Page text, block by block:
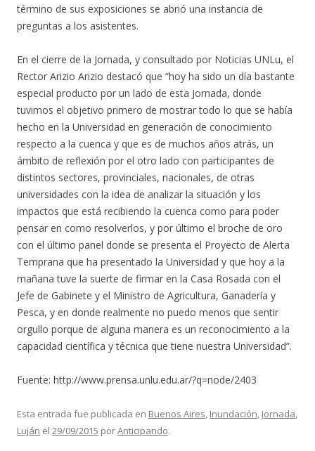
término de sus exposiciones se abrió una instancia de
preguntas a los asistentes.
En el cierre de la Jornada, y consultado por Noticias UNLu, el
Rector Arizio Arizio destacó que “hoy ha sido un día bastante
especial producto por un lado de esta Jornada, donde
tuvimos el objetivo primero de mostrar todo lo que se había
hecho en la Universidad en generación de conocimiento
respecto a la cuenca y que es de muchos años atrás, un
ámbito de reflexión por el otro lado con participantes de
distintos sectores, provinciales, nacionales, de otras
universidades con la idea de analizar la situación y los
impactos que está recibiendo la cuenca como para poder
pensar en como resolverlos, y por último el broche de oro
con el último panel donde se presenta el Proyecto de Alerta
Temprana que ha presentado la Universidad y que hoy a la
mañana tuve la suerte de firmar en la Casa Rosada con el
Jefe de Gabinete y el Ministro de Agricultura, Ganadería y
Pesca, y en donde realmente no puedo menos que sentir
orgullo porque de alguna manera es un reconocimiento a la
capacidad científica y técnica que tiene nuestra Universidad”.
Fuente: http://www.prensa.unlu.edu.ar/?q=node/2403
Esta entrada fue publicada en Buenos Aires, Inundación, Jornada,
Luján el 29/09/2015 porAnticipando.